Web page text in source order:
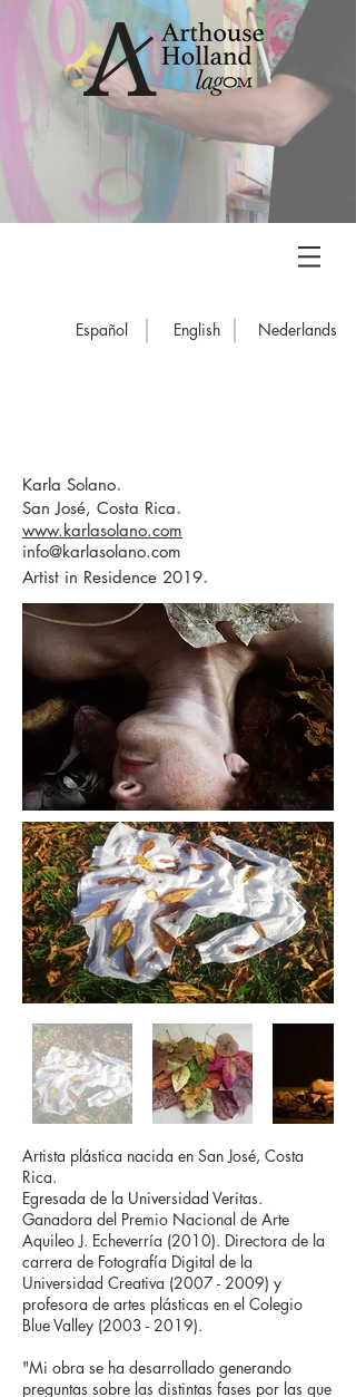
Español English Nederlands
Karla Solano.
San José, Costa Rica.
www.karlasolano.com
info@karlasolano.com
Artist in Residence 2019.
Artista plástica nacida en San José, Costa
Rica.
Egresada de la Universidad Veritas.
Ganadora del Premio Nacional de Arte
Aquileo J. Echeverría (2010). Directora de la
carrera de Fotografía Digital de la
Universidad Creativa (2007 - 2009) y
profesora de artes plásticas en el Colegio
Blue Valley (2003 - 2019).
"Mi obra se ha desarrollado generando
preguntas sobre las distintas fases por las que